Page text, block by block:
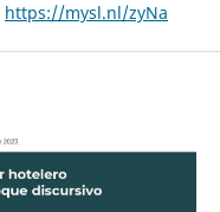
https://mysl.nl/zyNa